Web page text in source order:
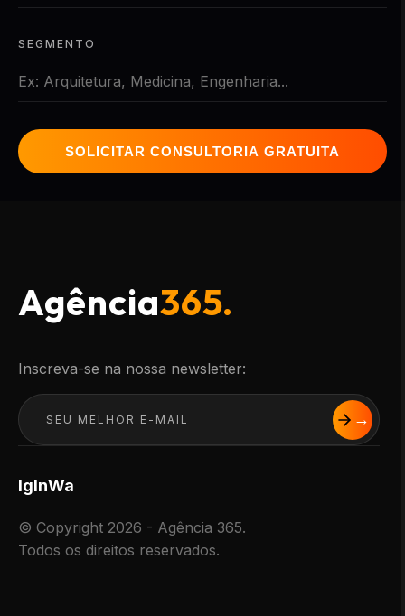
SEGMENTO
SOLICITAR CONSULTORIA GRATUITA
Agência365.
Inscreva-se na nossa newsletter:
IgInWa
© Copyright 2026 - Agência 365.
Todos os direitos reservados.